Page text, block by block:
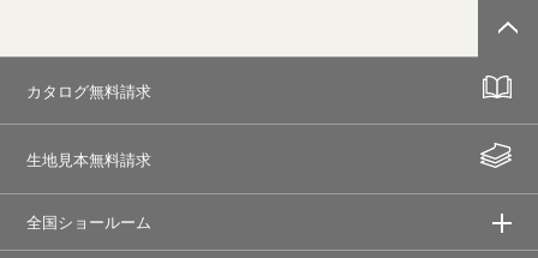
カタログ無料請求
生地見本無料請求
全国ショールーム